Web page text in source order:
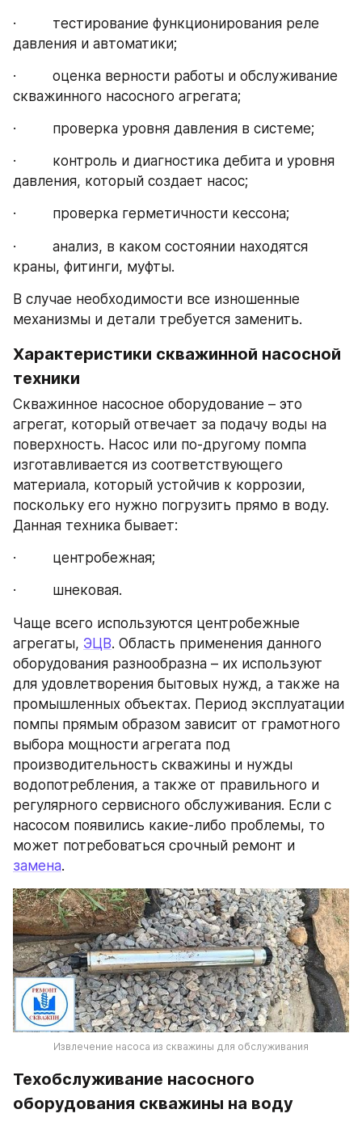
·         тестирование функционирования реле
давления и автоматики;
·         оценка верности работы и обслуживание
скважинного насосного агрегата;
·         проверка уровня давления в системе;
·         контроль и диагностика дебита и уровня
давления, который создает насос;
·         проверка герметичности кессона;
·         анализ, в каком состоянии находятся
краны, фитинги, муфты.
В случае необходимости все изношенные
механизмы и детали требуется заменить.
Характеристики скважинной насосной
техники
Скважинное насосное оборудование – это
агрегат, который отвечает за подачу воды на
поверхность. Насос или по-другому помпа
изготавливается из соответствующего
материала, который устойчив к коррозии,
поскольку его нужно погрузить прямо в воду.
Данная техника бывает:
·         центробежная;
·         шнековая.
Чаще всего используются центробежные
агрегаты, ЭЦВ. Область применения данного
оборудования разнообразна – их используют
для удовлетворения бытовых нужд, а также на
промышленных объектах. Период эксплуатации
помпы прямым образом зависит от грамотного
выбора мощности агрегата под
производительность скважины и нужды
водопотребления, а также от правильного и
регулярного сервисного обслуживания. Если с
насосом появились какие-либо проблемы, то
замена.
Извлечение насоса из скважины для обслуживания
Техобслуживание насосного
оборудования скважины на воду